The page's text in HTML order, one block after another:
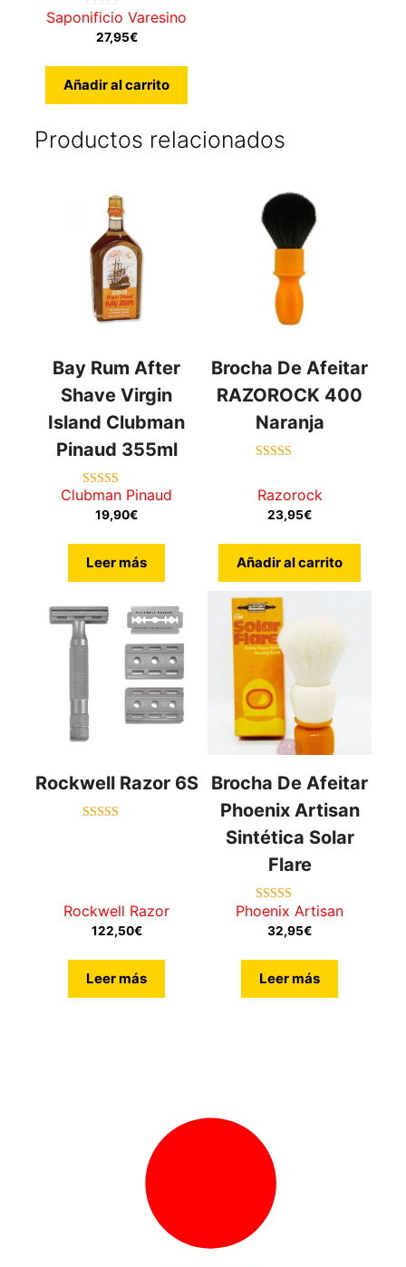
0
Saponificio Varesino
27,95€
Añadir al carrito
Productos relacionados
Bay Rum After
Shave Virgin
Island Clubman
Pinaud 355ml
4.60
de 5
Clubman Pinaud
19,90€
Leer más
Brocha De Afeitar
RAZOROCK 400
Naranja
Razorock
23,95€
Añadir al carrito
Rockwell Razor 6S
Rockwell Razor
122,50€
Leer más
Brocha De Afeitar
Phoenix Artisan
Sintética Solar
Flare
5.00
de 5
Phoenix Artisan
32,95€
Leer más